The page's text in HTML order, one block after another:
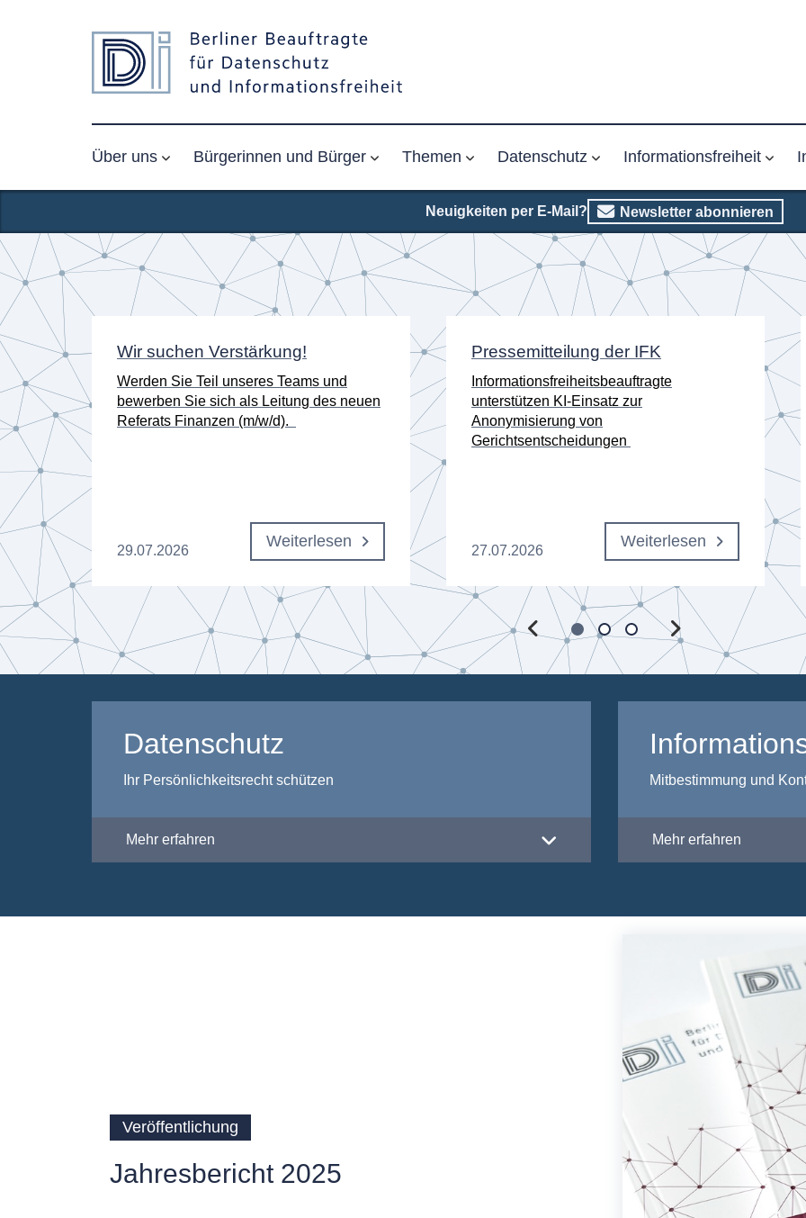
Über uns Bürgerinnen und Bürger Themen Datenschutz Informationsfreiheit
Neuigkeiten per E-Mail? Newsletter abonnieren
Startseite
am
Wir suchen Verstärkung!
Werden Sie Teil unseres Teams und
bewerben Sie sich als Leitung des neuen
Referats Finanzen (m/w/d).
29.07.2026
Weiterlesen
Pressemitteilung der IFK
Informationsfreiheitsbeauftragte
unterstützen KI-Einsatz zur
Anonymisierung von
Gerichtsentscheidungen
27.07.2026
Weiterlesen
Datenschutz
Ihr Persönlichkeitsrecht schützen
Mehr erfahren
Mitbestimmung und
Mehr erfahren
Veröffentlichung
Jahresbericht 2025